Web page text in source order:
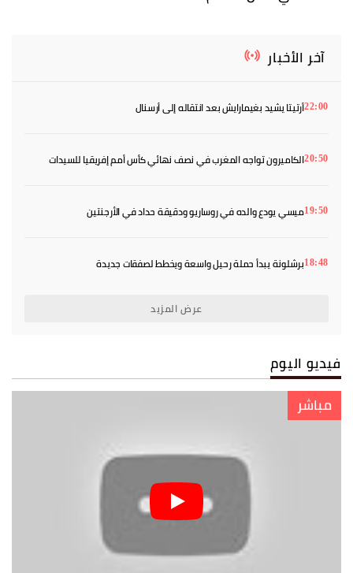
آخر الأخبار
22:00أرتيتا يشيد بغيمارايش بعد انتقاله إلى أرسنال
20:50الكاميرون تواجه المغرب في نصف نهائي كأس أمم إفريقيا للسيدات
19:50ميسي يودع والده في روساريو ودقيقة حداد في الأرجنتين
18:48برشلونة يبدأ حملة رحيل واسعة ويخطط لصفقات جديدة
عرض المزيد
فيديو اليوم
مباشر